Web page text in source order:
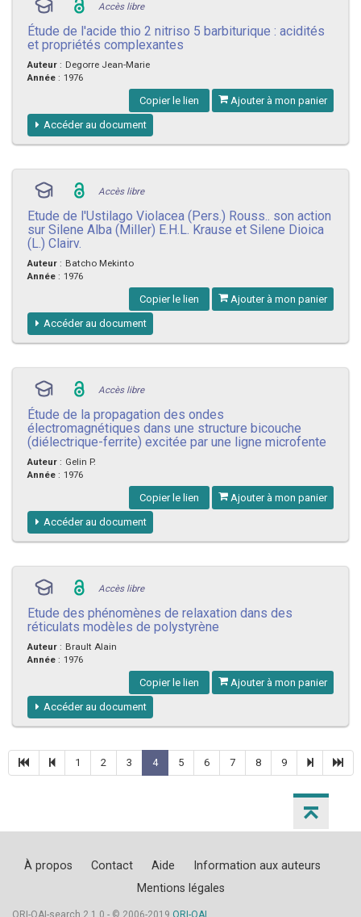
Accès libre
Étude de l'acide thio 2 nitriso 5 barbiturique : acidités
et propriétés complexantes
Auteur : Degorre Jean-Marie
Année : 1976
Copier le lien Ajouter à mon panier
Accéder au document
Accès libre
Etude de l'Ustilago Violacea (Pers.) Rouss.. son action
sur Silene Alba (Miller) E.H.L. Krause et Silene Dioica
(L.) Clairv.
Auteur : Batcho Mekinto
Année : 1976
Copier le lien Ajouter à mon panier
Accéder au document
Accès libre
Étude de la propagation des ondes
électromagnétiques dans une structure bicouche
(diélectrique-ferrite) excitée par une ligne microfente
Auteur : Gelin P.
Année : 1976
Copier le lien Ajouter à mon panier
Accéder au document
Accès libre
Etude des phénomènes de relaxation dans des
réticulats modèles de polystyrène
Auteur : Brault Alain
Année : 1976
Copier le lien Ajouter à mon panier
Accéder au document
1 2 3 4 5 6 7 8 9
À propos Contact Aide
Information aux auteurs
Mentions légales
ORI-OAI-search 2.1.0 - © 2006-2019 ORI-OAI